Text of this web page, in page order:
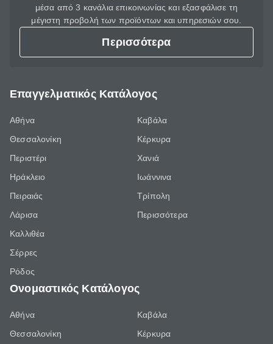
μέσα από 3 κανάλια επικοινωνίας και εξασφάλισε τη
μέγιστη προβολή των προϊόντων και υπηρεσιών σου.
Περισσότερα
Επαγγελματικός Κατάλογος
Αθήνα
Θεσσαλονίκη
Περιστέρι
Ηράκλειο
Πειραιάς
Λάρισα
Καλλιθέα
Σέρρες
Ρόδος
Καβάλα
Κέρκυρα
Χανιά
Ιωάννινα
Τρίπολη
Περισσότερα
Ονομαστικός Κατάλογος
Αθήνα
Θεσσαλονίκη
Καβάλα
Κέρκυρα